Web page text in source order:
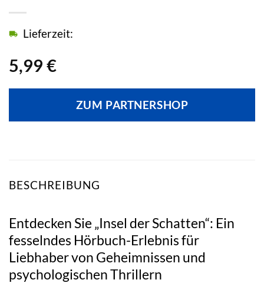
5,99 €
Lieferzeit:
ZUM PARTNERSHOP
BESCHREIBUNG
Entdecken Sie „Insel der Schatten“: Ein
fesselndes Hörbuch-Erlebnis für
Liebhaber von Geheimnissen und
psychologischen Thrillern